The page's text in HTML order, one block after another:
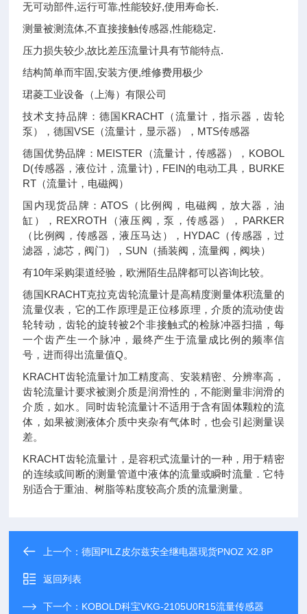
无可动部件,运行可靠,性能较好,使用寿命长.
测量被测流体,不直接接触传感器,性能稳定.
压力损失较少,故比差压流量计具有节能特点.
结构简单而牢固,安装方便,维修费用极少
珺菱工业设备（上海）有限公司
技术支持品牌：德国KRACHT（流量计，指示器，齿轮
泵），德国VSE（流量计，显示器），MTS传感器
德国优势品牌：MEISTER（流量计，传感器），KOBOL
D(传感器，液位计，流量计)，FEIN的电动工具，BURKE
RT（流量计，电磁阀）
国内现货品牌：ATOS（比例阀，电磁阀，放大器，油
缸），REXROTH（液压阀，泵，传感器），PARKER
（比例阀，传感器，液压马达），HYDAC（传感器，过
滤器，滤芯，阀门），SUN（插装阀，流量阀，阀块）
有10年采购渠道经验，欧洲陌生品牌都可以咨询比较。
德国KRACHT克拉克齿轮流量计是高精度测量体积流量的
流量仪表，它的工作原理是正位移原理，介质的流动使齿
轮转动，齿轮的旋转被2个非接触式的检脉冲器扫描，每
一个齿产生一个脉冲，最终产生于流量成比例的频率信
号，进而得出流量值Q。
KRACHT齿轮流量计加工精度高、安装精密、分辨率高，
齿轮流量计要求被测介质是润滑性的，不能测量非润滑的
介质，如水。同时齿轮流量计不适用于含有固体颗粒的流
体，如果被测液体介质中夹杂有气体时，也会引起测量误
差。
KRACHT齿轮流量计，是容积式流量计的一种，用于精密
的连续或间断的测量管道中液体的流量或瞬时流量．它特
别适合于重油、树脂等粘度较高介质的流量测量。
上一个：德国PILZ皮尔兹安全继电器现货PNOZ X2.8P
返回列表
下一个： KOBOLD科宝VKG-2105U0R15流量传感器